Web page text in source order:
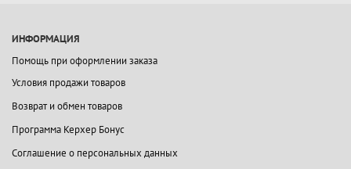
ИНФОРМАЦИЯ
Помощь при оформлении заказа
Условия продажи товаров
Возврат и обмен товаров
Программа Керхер Бонус
Соглашение о персональных данных